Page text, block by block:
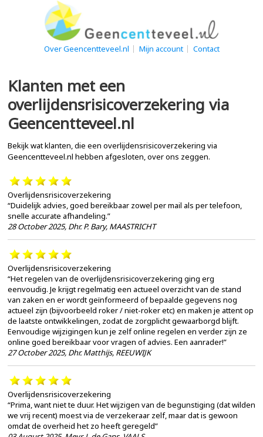
Over Geencentteveel.nl Mijn account Contact
Klanten met een
overlijdensrisicoverzekering via
Geencentteveel.nl
Bekijk wat klanten, die een overlijdensrisicoverzekering via
Geencentteveel.nl hebben afgesloten, over ons zeggen.
Overlijdensrisicoverzekering
“Duidelijk advies, goed bereikbaar zowel per mail als per telefoon,
snelle accurate afhandeling.”
28 October 2025, Dhr. P. Bary, MAASTRICHT
Overlijdensrisicoverzekering
“Het regelen van de overlijdensrisicoverzekering ging erg
eenvoudig. Je krijgt regelmatig een actueel overzicht van de stand
van zaken en er wordt geïnformeerd of bepaalde gegevens nog
actueel zijn (bijvoorbeeld roker / niet-roker etc) en maken je attent op
de laatste ontwikkelingen, zodat de zorgplicht gewaarborgd blijft.
Eenvoudige wijzigingen kun je zelf online regelen en verder zijn ze
online goed bereikbaar voor vragen of advies. Een aanrader!”
27 October 2025, Dhr. Matthijs, REEUWIJK
Overlijdensrisicoverzekering
“Prima, want niet te duur. Het wijzigen van de begunstiging (dat wilden
we vrij recent) moest via de verzekeraar zelf, maar dat is gewoon
omdat de overheid het zo heeft geregeld”